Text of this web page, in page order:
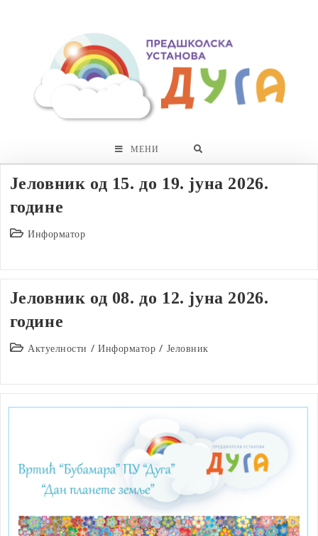
МЕНИ
Јеловник од 15. до 19. јуна 2026.
године
PostИнформатор
Јеловник од 08. до 12. јуна 2026.
године
PostАктуелности / Информатор / Јеловник